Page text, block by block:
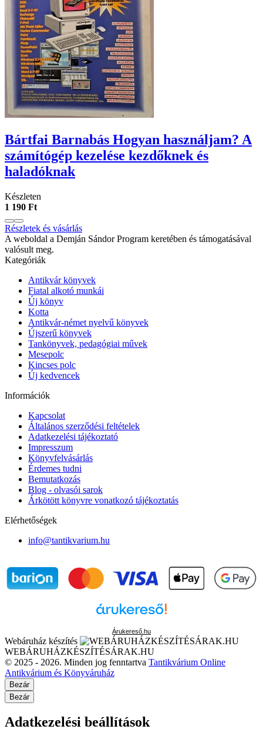
Bártfai Barnabás Hogyan ​használjam? A
számítógép kezelése kezdőknek és
haladóknak
Készleten
1 190 Ft
Részletek és vásárlás
A weboldal a Demján Sándor Program keretében és támogatásával
valósult meg.
Kategóriák
Antikvár könyvek
Fiatal alkotó munkái
Új könyv
Kotta
Antikvár-német nyelvű könyvek
Újszerű könyvek
Tankönyvek, pedagógiai művek
Mesepolc
Kincses polc
Új kedvencek
Információk
Kapcsolat
Általános szerződési feltételek
Adatkezelési tájékoztató
Impresszum
Könyvfelvásárlás
Érdemes tudni
Bemutatkozás
Blog - olvasói sarok
Árkötött könyvre vonatkozó tájékoztatás
Elérhetőségek
info@tantikvarium.hu
Árukereső.hu
Webáruház készítés
WEBÁRUHÁZKÉSZÍTÉSÁRAK.HU
© 2025 - 2026. Minden jog fenntartva Tantikvárium Online
Antikvárium és Könyváruház
Bezár
Bezár
Adatkezelési beállítások